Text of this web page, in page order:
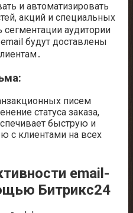
и автоматизировать
акций и специальных
аудитории
будут доставлены
писем
статуса заказа,
быструю и
с клиентами на всех
email-
Битрикс24